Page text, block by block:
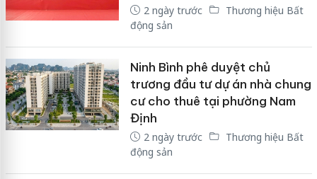
2 ngày trước
Thương hiệu Bất
động sản
Ninh Bình phê duyệt chủ
trương đầu tư dự án nhà chung
cư cho thuê tại phường Nam
Định
2 ngày trước
Thương hiệu Bất
động sản